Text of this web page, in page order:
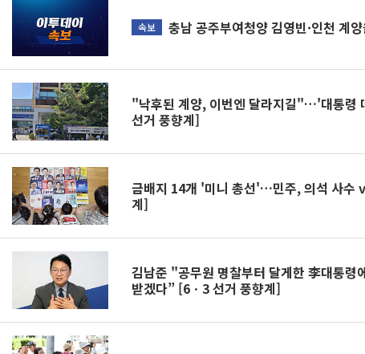
속보 충남 공주부여청양 김영빈·인천 계
"낙후된 계양, 이번엔 달라지길"…'대통령
선거 풍향계]
금배지 14개 '미니 총선'…민주, 의석 사수
계]
김남준 "공무원 명찰부터 달게한 李대통
받겠다” [6ㆍ3 선거 풍향계]